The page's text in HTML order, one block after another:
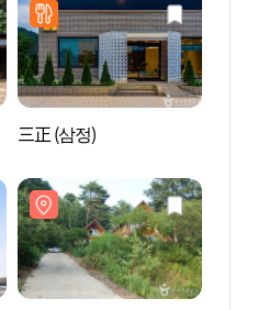
三正 (삼정)